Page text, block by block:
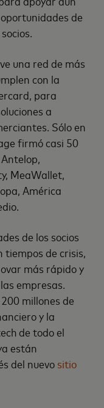
de
una red de más
con la
para
a
Sólo en
firmó casi 50
MeaWallet,
América
de los socios
de crisis,
más rápido y
empresas.
millones de
y la
de todo el
están
del nuevo sitio